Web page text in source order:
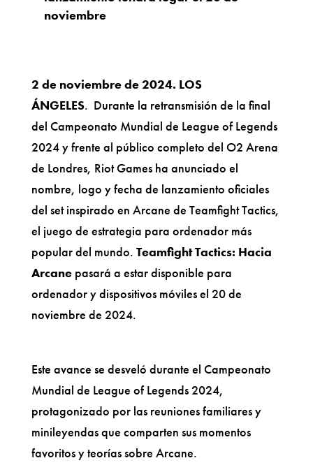
noviembre
2 de noviembre de 2024. LOS
ÁNGELES. Durante la retransmisión de la final
del Campeonato Mundial de League of Legends
2024 y frente al público completo del O2 Arena
de Londres, Riot Games ha anunciado el
nombre, logo y fecha de lanzamiento oficiales
del set inspirado en Arcane de Teamfight Tactics,
el juego de estrategia para ordenador más
popular del mundo. Teamfight Tactics: Hacia
Arcanepasará a estar disponible para
ordenador y dispositivos móviles el 20 de
noviembre de 2024.
Este avance se desveló durante el Campeonato
Mundial de League of Legends 2024,
protagonizado por las reuniones familiares y
minileyendas que comparten sus momentos
favoritos y teorías sobre Arcane.